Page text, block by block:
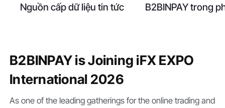
Nguồn cấp dữ liệu tin tức B2BINPAY trong
B2BINPAY is Joining iFX EXPO
International 2026
As one of the leading gatherings for the online trading and